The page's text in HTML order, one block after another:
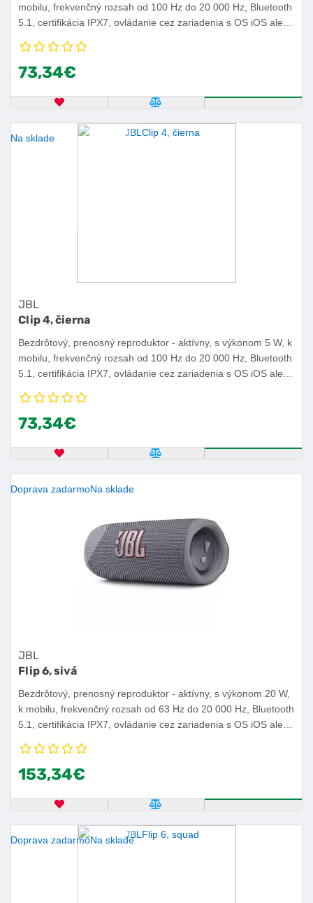
mobilu, frekvenčný rozsah od 100 Hz do 20 000 Hz, Bluetooth
5.1, certifikácia IPX7, ovládanie cez zariadenia s OS iOS alebo
73,34€
OBĽÚBENÝ PRODUKT POROVNAŤ PRODUKT
Na sklade
JBL
Clip 4, čierna
Bezdrôtový, prenosný reproduktor - aktívny, s výkonom 5 W, k
mobilu, frekvenčný rozsah od 100 Hz do 20 000 Hz, Bluetooth
5.1, certifikácia IPX7, ovládanie cez zariadenia s OS iOS alebo
73,34€
OBĽÚBENÝ PRODUKT POROVNAŤ PRODUKT
Doprava zadarmoNa sklade
JBL
Flip 6, sivá
Bezdrôtový, prenosný reproduktor - aktívny, s výkonom 20 W,
k mobilu, frekvenčný rozsah od 63 Hz do 20 000 Hz, Bluetooth
5.1, certifikácia IPX7, ovládanie cez zariadenia s OS iOS alebo
153,34€
OBĽÚBENÝ PRODUKT POROVNAŤ PRODUKT
Doprava zadarmoNa sklade